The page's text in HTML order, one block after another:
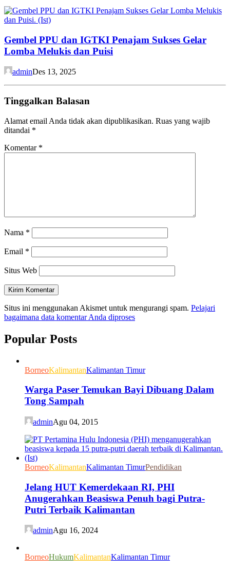
Gembel PPU dan IGTKI Penajam Sukses Gelar
Lomba Melukis dan Puisi
adminDes 13, 2025
Tinggalkan Balasan
Alamat email Anda tidak akan dipublikasikan. Ruas yang wajib
ditandai *
Komentar *
Nama *
Email *
Situs Web
Situs ini menggunakan Akismet untuk mengurangi spam. Pelajari
bagaimana data komentar Anda diproses
Popular Posts
BorneoKalimantanKalimantan Timur
Warga Paser Temukan Bayi Dibuang Dalam
Tong Sampah
adminAgu 04, 2015
BorneoKalimantanKalimantan TimurPendidikan
Jelang HUT Kemerdekaan RI, PHI
Anugerahkan Beasiswa Penuh bagi Putra-
Putri Terbaik Kalimantan
adminAgu 16, 2024
BorneoHukumKalimantanKalimantan Timur